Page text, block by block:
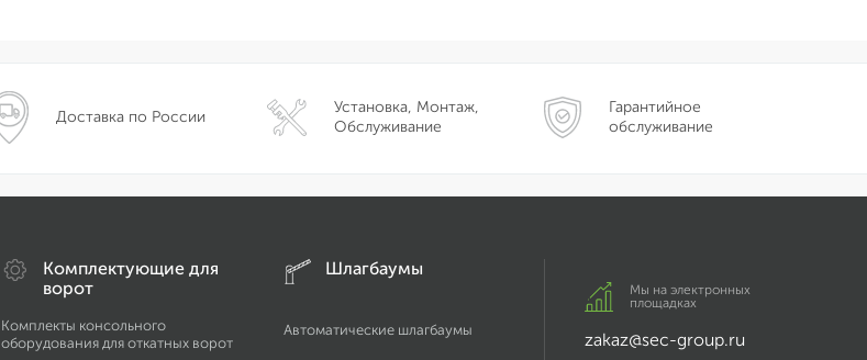
Доставка по России
Установка, Монтаж,
Обслуживание
Гарантийное
обслуживание
Комплектующие для
ворот
Комплекты консольного
оборудования для откатных ворот
Шлагбаумы
Автоматические шлагбаумы
Мы на электронных
площадках
zakaz@sec-group.ru